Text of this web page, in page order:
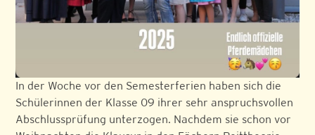
In der Woche vor den Semesterferien haben sich die
Schülerinnen der Klasse 09 ihrer sehr anspruchsvollen
Abschlussprüfung unterzogen. Nachdem sie schon vor